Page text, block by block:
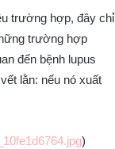
trường hợp, đây chỉ
trường hợp
đến bệnh lupus
lằn: nếu nó xuất
)